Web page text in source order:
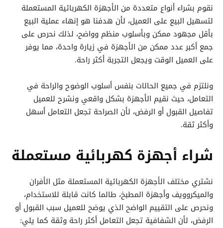
نقوم بشراء أنواع متعددة من الأجهزة الكهربائية المستعملة
لتسهيل البيع على العميل، لأن هدفنا هو إنهاء عملية البيع
بأقل مجهود ممكن وبأسلوب منظم وواضح، لذلك نحرص على
جمع أكبر عدد ممكن من الأجهزة في زيارة واحدة، مما يوفر
على العميل الوقت ويجعل التجربة أكثر راحة.
ونلتزم في جميع الحالات بنفس أسلوب الوضوح والراحة في
التعامل، حيث نقيم الأجهزة بشكل واقعي ونشرح للعميل
تفاصيل القبول أو الرفض، لأن الصراحة تجعل التعامل أسهل
وأكثر ثقة.
شراء أجهزة كهربائية مستعملة
نشتري مختلف الأجهزة الكهربائية المستعملة مثل الأفران
والميكروويف وأجهزة المطبخ، طالما كانت قابلة للاستخدام،
ونحرص على التقييم الواضح الذي يوضح للعميل سبب القبول أو
الرفض، لأن الشفافية تجعل التعامل أكثر راحة وثقة كما يلي: